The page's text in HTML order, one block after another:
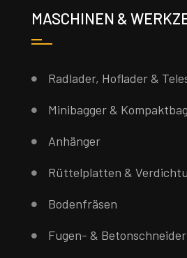
MASCHINEN &
Radlader, Hoflader &
Minibagger &
Anhänger
Rüttelplatten &
Bodenfräsen
Fugen- & Betonschneider